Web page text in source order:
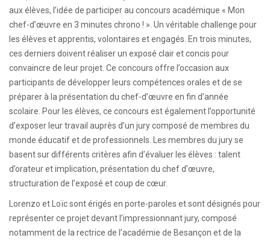
aux élèves, l’idée de participer au concours académique « Mon
chef-d’œuvre en 3 minutes chrono ! ». Un véritable challenge pour
les élèves et apprentis, volontaires et engagés. En trois minutes,
ces derniers doivent réaliser un exposé clair et concis pour
convaincre de leur projet. Ce concours offre l’occasion aux
participants de développer leurs compétences orales et de se
préparer à la présentation du chef-d’œuvre en fin d’année
scolaire. Pour les élèves, ce concours est également l’opportunité
d’exposer leur travail auprès d’un jury composé de membres du
monde éducatif et de professionnels. Les membres du jury se
basent sur différents critères afin d’évaluer les élèves : talent
d’orateur et implication, présentation du chef d’œuvre,
structuration de l’exposé et coup de cœur.
Lorenzo et Loïc sont érigés en porte-paroles et sont désignés pour
représenter ce projet devant l’impressionnant jury, composé
notamment de la rectrice de l’académie de Besançon et de la